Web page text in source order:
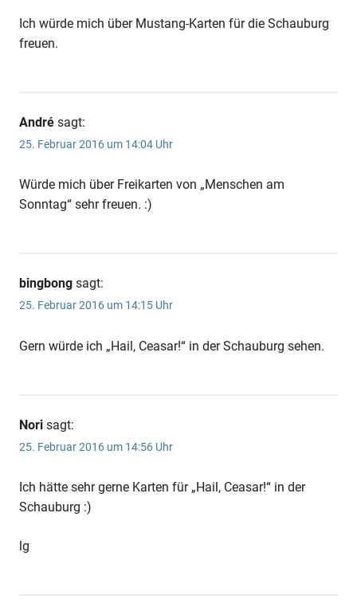
Ich würde mich über Mustang-Karten für die Schauburg
freuen.
André sagt:
25. Februar 2016 um 14:04 Uhr
Würde mich über Freikarten von „Menschen am
Sonntag“ sehr freuen. :)
bingbong sagt:
25. Februar 2016 um 14:15 Uhr
Gern würde ich „Hail, Ceasar!“ in der Schauburg sehen.
Nori sagt:
25. Februar 2016 um 14:56 Uhr
Ich hätte sehr gerne Karten für „Hail, Ceasar!“ in der
Schauburg :)
lg